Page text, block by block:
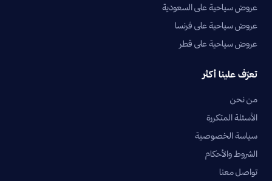
عروض سياحية على السعودية
عروض سياحية على فرنسا
عروض سياحية على قطر
تعرّف علينا أكثر
من نحن
الأسئلة المتكررة
سياسة الخصوصية
الشروط والأحكام
تواصل معنا